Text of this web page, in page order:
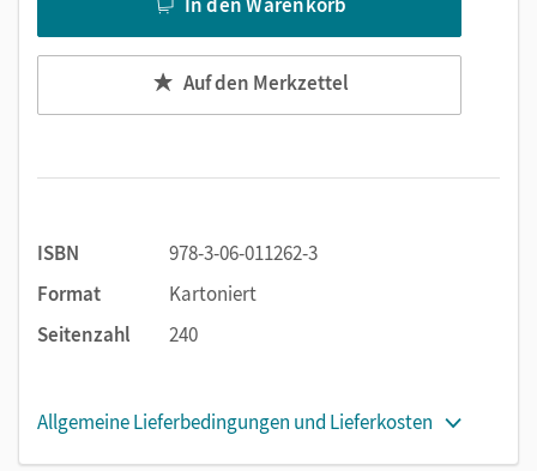
In den Warenkorb
Auf den Merkzettel
ISBN
978-3-06-011262-3
Format
Kartoniert
Seitenzahl
240
Allgemeine Lieferbedingungen und Lieferkosten